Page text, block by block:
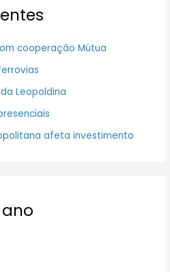
cooperação Mútua
Leopoldina
afeta investimento